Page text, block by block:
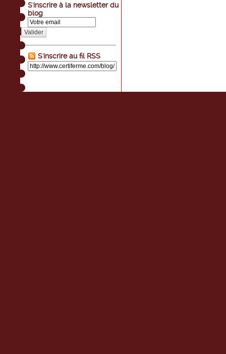
S'inscrire à la newsletter du
blog
Valider
S'inscrire au fil RSS